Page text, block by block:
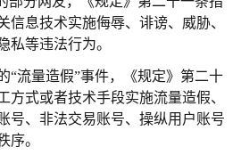
信息技术实施侮辱、诽谤、威胁、
私等违法行为。
“流量造假”事件，《规定》第二十
方式或者技术手段实施流量造假、
号、非法交易账号、操纵用户账号
序。